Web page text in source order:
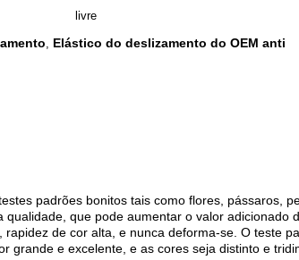
livre
, Elástico do deslizamento do OEM anti
padrões bonitos tais como flores, pássaros,
que pode aumentar o valor adicionado
de cor alta, e nunca deforma-se. O teste
e excelente, e as cores seja distinto e